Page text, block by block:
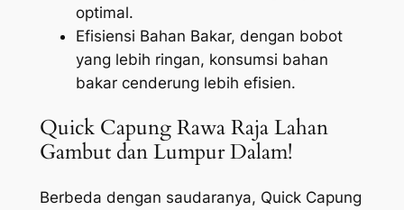
optimal.
Efisiensi Bahan Bakar, dengan bobot
yang lebih ringan, konsumsi bahan
bakar cenderung lebih efisien.
Quick Capung Rawa Raja Lahan
Gambut dan Lumpur Dalam!
Berbeda dengan saudaranya, Quick Capung